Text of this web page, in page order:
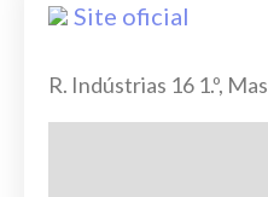
Site oficial
R. Indústrias 16 1.º,